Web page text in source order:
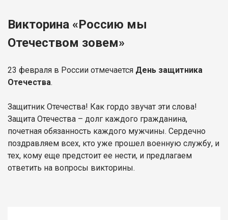
Викторина «Россию мы
Отечеством зовем»
23 февраля в России отмечается День защитника
Отечества.
Защитник Отечества! Как гордо звучат эти слова!
Защита Отечества – долг каждого гражданина,
почетная обязанность каждого мужчины. Сердечно
поздравляем всех, кто уже прошел военную службу, и
тех, кому еще предстоит ее нести, и предлагаем
ответить на вопросы викторины.